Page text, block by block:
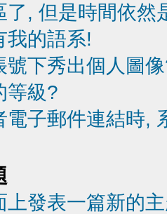
了, 但是時間依然
我的語系!
號下秀出個人圖
等級?
電子郵件連結時,
上發表一篇新的